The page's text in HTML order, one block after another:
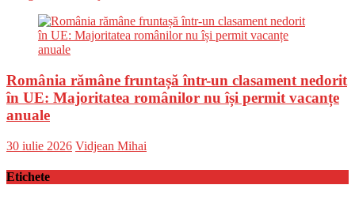
România rămâne fruntașă într-un clasament nedorit
în UE: Majoritatea românilor nu își permit vacanțe
anuale
Posted
30 iulie 2026 Author
Vidjean Mihai
Etichete